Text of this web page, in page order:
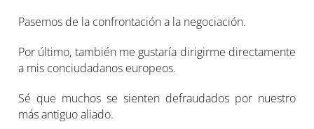
Pasemos de la confrontación a la negociación.
Por último, también me gustaría dirigirme directamente
a mis conciudadanos europeos.
Sé que muchos se sienten defraudados por nuestro
más antiguo aliado.